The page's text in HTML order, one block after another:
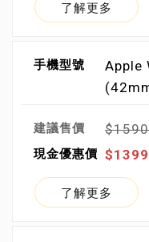
了解更多
Apple
了解更多